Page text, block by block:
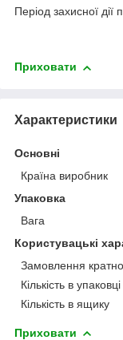
Період захисної
Приховати
Характеристики
Основні
Країна виробник
Упаковка
Вага
Користувацькі
Замовлення кратно
Кількість в упаковці
Кількість в ящику
Приховати